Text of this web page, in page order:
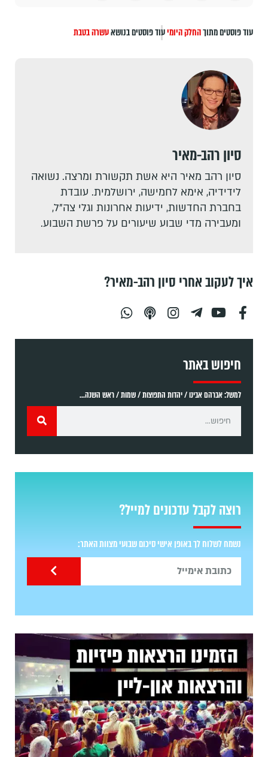
עוד פוסטים מתוךהחלק היומיעוד פוסטים בנושאעשרה בטבת
סיון רהב-מאיר
סיון רהב מאיר היא אשת תקשורת ומרצה. נשואה
לידידיה, אימא לחמישה, ירושלמית. עובדת
בחברת החדשות, ידיעות אחרונות וגלי צה"ל,
ומעבירה מדי שבוע שיעורים על פרשת השבוע.
איך לעקוב אחרי סיון רהב-מאיר?
חיפוש באתר
למשל: אברהם אבינו / יהדות התפוצות / שמות / ראש השנה...
רוצה לקבל עדכונים למייל?
נשמח לשלוח לך באופן אישי סיכום שבועי מצוות האתר: